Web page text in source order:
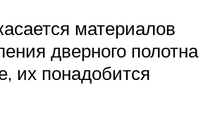
материалов
дверного полотна
их понадобится